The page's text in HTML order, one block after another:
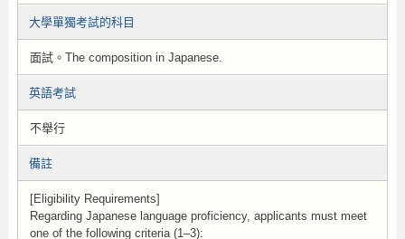
大學單獨考試的科目
面試。The composition in Japanese .
英語考試
不舉行
備註
[Eligibility Requirements]
Regarding Japanese language proficiency, applicants must meet
one of the following criteria (1–3):